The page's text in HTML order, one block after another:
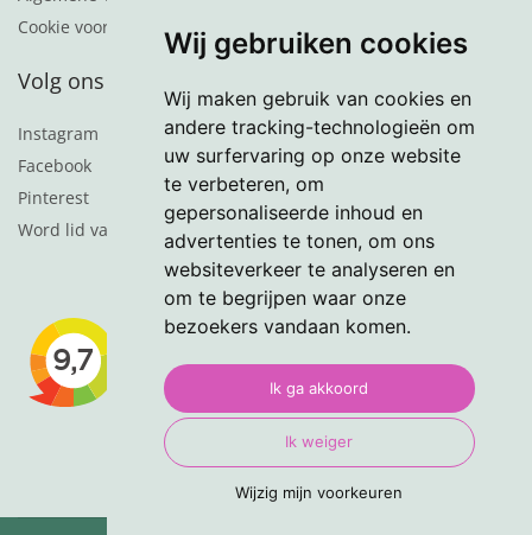
Wij gebruiken cookies
Wij maken gebruik van cookies en
andere tracking-technologieën om
uw surfervaring op onze website
te verbeteren, om
gepersonaliseerde inhoud en
advertenties te tonen, om ons
websiteverkeer te analyseren en
om te begrijpen waar onze
bezoekers vandaan komen.
Ik ga akkoord
Ik weiger
Wijzig mijn voorkeuren
Cookie voorkeuren
Volg ons
Instagram
Facebook
Pinterest
Word lid van de nieuwsbrief